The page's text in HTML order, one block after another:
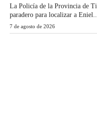
La Policía de la Provincia de
paradero para localizar a Eniel...
7 de agosto de 2026